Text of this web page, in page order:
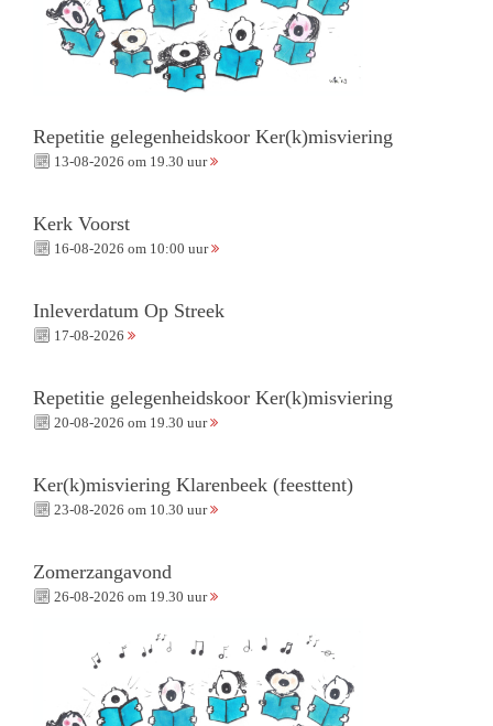
Repetitie gelegenheidskoor Ker(k)misviering
13-08-2026 om 19.30 uur
Kerk Voorst
16-08-2026 om 10:00 uur
Inleverdatum Op Streek
17-08-2026
Repetitie gelegenheidskoor Ker(k)misviering
20-08-2026 om 19.30 uur
Ker(k)misviering Klarenbeek (feesttent)
23-08-2026 om 10.30 uur
Zomerzangavond
26-08-2026 om 19.30 uur